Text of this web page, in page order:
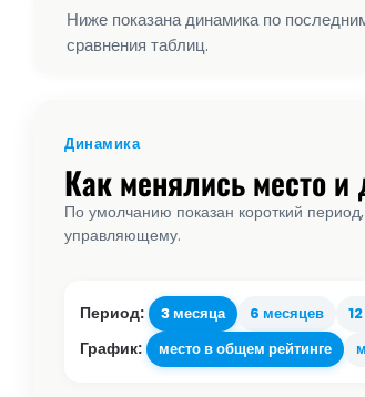
Ниже показана динамика по
сравнения таблиц.
Динамика
Как менялись место и
По умолчанию показан короткий
управляющему.
Период: 3 месяца 6 месяцев
График: место в общем рейтинге